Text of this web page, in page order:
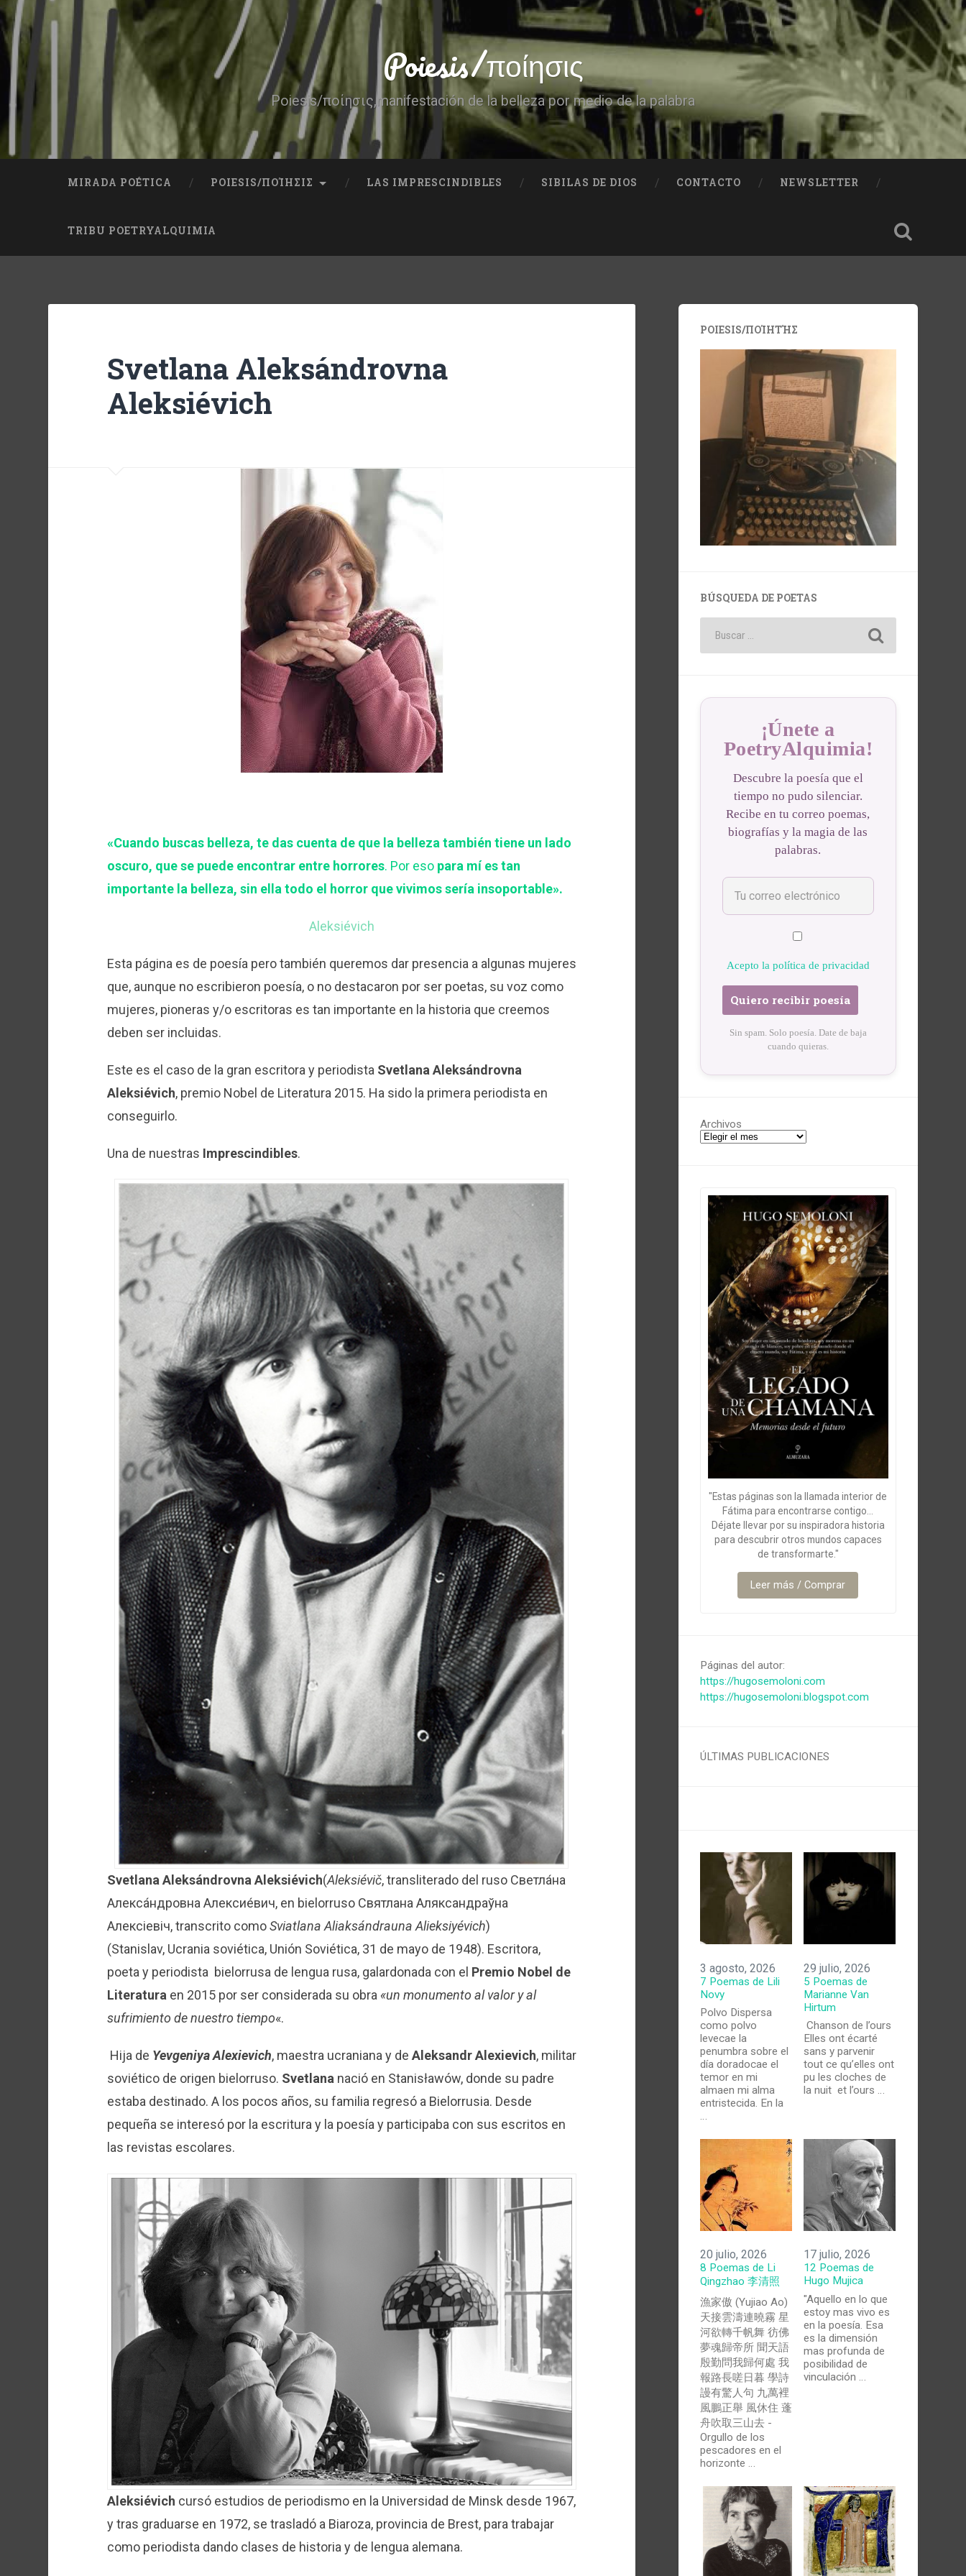
Skip
to
content
Search
Poiesis/ποίησις
Poiesis/ποίησις,manifestación de la belleza por medio de la palabra
MIRADA POÉTICA POIESIS/ΠΟΊΗΣΙΣ LAS IMPRESCINDIBLES SIBILAS DE DIOS CONTACTO NEWSLETTER
TRIBU POETRYALQUIMIA
Svetlana Aleksándrovna
Aleksiévich
«Cuando buscas belleza, te das cuenta de que la belleza también tiene un lado
oscuro, que se puede encontrar entre horrores. Por eso para mí es tan
importante la belleza, sin ella todo el horror que vivimos sería insoportable».
Aleksiévich
Esta página es de poesía pero también queremos dar presencia a algunas mujeres
que, aunque no escribieron poesía, o no destacaron por ser poetas, su voz como
mujeres, pioneras y/o escritoras es tan importante en la historia que creemos
deben ser incluidas.
Este es el caso de la gran escritora y periodista Svetlana Aleksándrovna
Aleksiévich, premio Nobel de Literatura 2015. Ha sido la primera periodista en
conseguirlo.
Una de nuestras Imprescindibles.
Svetlana Aleksándrovna Aleksiévich(Aleksiévič, transliterado del ruso Светла́на
Алекса́ндровна Алексие́вич, en bielorruso Святлана Аляксандраўна
Алексіевіч, transcrito comoSviatlana Aliaksándrauna Alieksiyévich)
(Stanislav, Ucrania soviética, Unión Soviética, 31 de mayo de 1948). Escritora,
poeta y periodista bielorrusa de lengua rusa, galardonada con el Premio Nobel de
Literatura en 2015 por ser considerada su obra «un monumento al valor y al
sufrimiento de nuestro tiempo«.
Hija de Yevgeniya Alexievich, maestra ucraniana y de Aleksandr Alexievich, militar
soviético de origen bielorruso. Svetlana nació en Stanisławów, donde su padre
estaba destinado. A los pocos años, su familia regresó a Bielorrusia. Desde
pequeña se interesó por la escritura y la poesía y participaba con sus escritos en
las revistas escolares.
Aleksiévich cursó estudios de periodismo en la Universidad de Minsk desde 1967,
y tras graduarse en 1972, se trasladó a Biaroza, provincia de Brest, para trabajar
como periodista dando clases de historia y de lengua alemana.
POIESIS/ΠΟΊΗΤΉΣ
BÚSQUEDA DE POETAS
¡Únete a
PoetryAlquimia!
Descubre la poesía que el
tiempo no pudo silenciar.
Recibe en tu correo poemas,
biografías y la magia de las
palabras.
Acepto la política de privacidad
Sin spam. Solo poesía. Date de baja
cuando quieras.
Archivos
"Estas páginas son la llamada interior de
Fátima para encontrarse contigo...
Déjate llevar por su inspiradora historia
para descubrir otros mundos capaces
de transformarte."
Leer más / Comprar
Páginas del autor:
https://hugosemoloni.com
https://hugosemoloni.blogspot.com
ÚLTIMAS PUBLICACIONES
3 agosto, 2026
7 Poemas de Lili
Novy
Polvo Dispersa
como polvo
levecae la
penumbra sobre el
día doradocae el
temor en mi
almaen mi alma
entristecida. En la
…
29 julio, 2026
5 Poemas de
Marianne Van
Hirtum
Chanson de l’ours
Elles ont écarté
sans y parvenir
tout ce qu’elles ont
pu les cloches de
la nuit et l’ours …
20 julio, 2026
8 Poemas de Li
Qingzhao 李清照
漁家傲 (Yujiao Ao)
天接雲濤連曉霧 星
河欲轉千帆舞 彷佛
夢魂歸帝所 聞天語
殷勤問我歸何處 我
報路長嗟日暮 學詩
謾有驚人句 九萬裡
風鵬正舉 風休住 蓬
舟吹取三山去 -
Orgullo de los
pescadores en el
horizonte …
17 julio, 2026
12 Poemas de
Hugo Mujica
"Aquello en lo que
estoy mas vivo es
en la poesía. Esa
es la dimensión
mas profunda de
posibilidad de
vinculación …